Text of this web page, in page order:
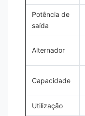
Potência de
saída
Alternador
Capacidade
Utilização